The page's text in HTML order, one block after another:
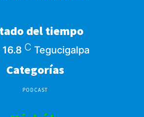
del tiempo
16.8 C Tegucigalpa
Categorías
PODCAST